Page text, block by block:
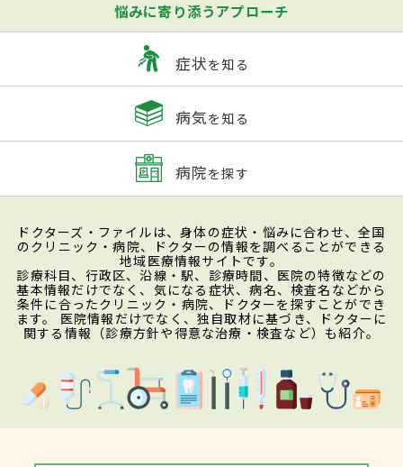
悩みに寄り添うアプローチ
症状を知る
病気を知る
病院を探す
ドクターズ・ファイルは、身体の症状・悩みに合わせ、全国
のクリニック・病院、ドクターの情報を調べることができる
地域医療情報サイトです。
診療科目、行政区、沿線・駅、診療時間、医院の特徴などの
基本情報だけでなく、気になる症状、病名、検査名などから
条件に合ったクリニック・病院、ドクターを探すことができ
ます。 医院情報だけでなく、独自取材に基づき、ドクターに
関する情報（診療方針や得意な治療・検査など）も紹介。